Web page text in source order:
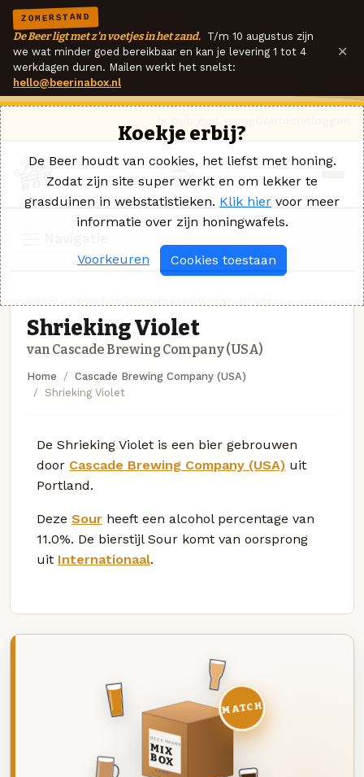
ZOMERSTAND
De Beer ligt met z'n voetjes in het zand. T/m 10 augustus zijn
we wat minder goed bereikbaar en kan je levering 1 tot 4
werkdagen duren. Mailen werkt het snelst:
hello@beerinabox.nl
×
Shrieking Violet
van Cascade Brewing Company (USA)
Home
Cascade Brewing Company (USA)
Shrieking Violet
De Shrieking Violet is een bier gebrouwen
door Cascade Brewing Company (USA) uit
Portland.
Deze Sour heeft een alcohol percentage van
11.0%. De bierstijl Sour komt van oorsprong
uit Internationaal.
DEZE MAAND
MIX
BOX
8 BIEREN
MATCH
Koekje erbij?
De Beer houdt van cookies, het liefst met honing.
Zodat zijn site super werkt en om lekker te
grasduinen in webstatistieken. Klik hier voor meer
informatie over zijn honingwafels.
Voorkeuren Cookies toestaan